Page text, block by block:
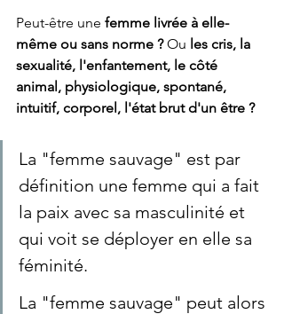
Peut-être une femme livrée à elle-
même ou sans norme ? Ou les cris, la
sexualité, l'enfantement, le côté
animal, physiologique, spontané,
intuitif, corporel, l'état brut d'un être ?
La "femme sauvage" est par
définition une femme qui a fait
la paix avec sa masculinité et
qui voit se déployer en elle sa
féminité.
La "femme sauvage" peut alors